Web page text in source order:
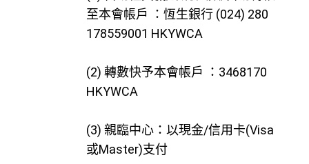
至本會帳戶 ：恆生銀行 (024) 280
178559001 HKYWCA
(2) 轉數快予本會帳戶 ：3468170
HKYWCA
(3) 親臨中心：以現金/信用卡(Visa
或Master)支付